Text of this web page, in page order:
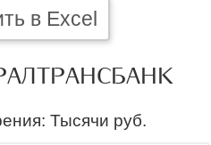
в Excel
Тысячи руб.